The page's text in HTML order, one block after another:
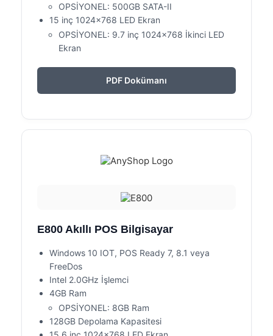
OPSİYONEL: 500GB SATA-II
15 inç 1024×768 LED Ekran
OPSİYONEL: 9.7 inç 1024×768 İkinci LED
Ekran
PDF Dokümanı
E800 Akıllı POS Bilgisayar
Windows 10 IOT, POS Ready 7, 8.1 veya
FreeDos
Intel 2.0GHz İşlemci
4GB Ram
OPSİYONEL: 8GB Ram
128GB Depolama Kapasitesi